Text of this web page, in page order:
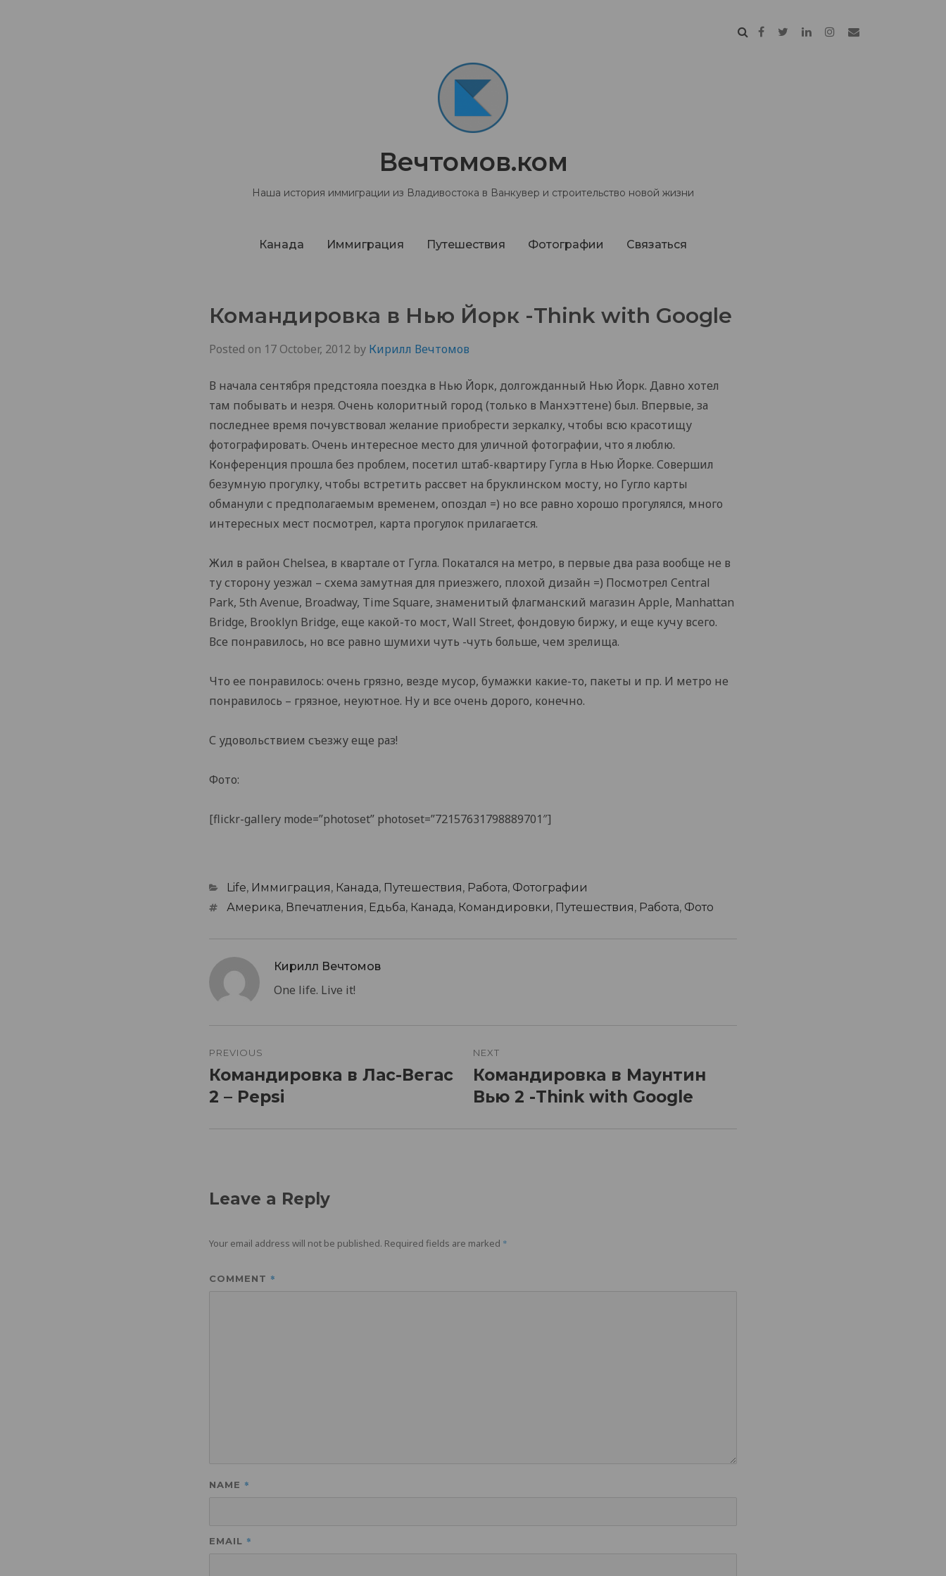
Вечтомов.ком
Наша история иммиграции из Владивостока в Ванкувер и строительство новой жизни
Канада Иммиграция Путешествия Фотографии Связаться
Командировка в Нью Йорк -Think with Google
Posted on 17 October, 2012 by Кирилл Вечтомов
В начала сентября предстояла поездка в Нью Йорк, долгожданный Нью Йорк. Давно хотел
там побывать и незря. Очень колоритный город (только в Манхэттене) был. Впервые, за
последнее время почувствовал желание приобрести зеркалку, чтобы всю красотищу
фотографировать. Очень интересное место для уличной фотографии, что я люблю.
Конференция прошла без проблем, посетил штаб-квартиру Гугла в Нью Йорке. Совершил
безумную прогулку, чтобы встретить рассвет на бруклинском мосту, но Гугло карты
обманули с предполагаемым временем, опоздал =) но все равно хорошо прогулялся, много
интересных мест посмотрел, карта прогулок прилагается.
Жил в район Chelsea, в квартале от Гугла. Покатался на метро, в первые два раза вообще не в
ту сторону уезжал – схема замутная для приезжего, плохой дизайн =) Посмотрел Central
Park, 5th Avenue, Broadway, Time Square, знаменитый флагманский магазин Apple, Manhattan
Bridge, Brooklyn Bridge, еще какой-то мост, Wall Street, фондовую биржу, и еще кучу всего.
Все понравилось, но все равно шумихи чуть -чуть больше, чем зрелища.
Что ее понравилось: очень грязно, везде мусор, бумажки какие-то, пакеты и пр. И метро не
понравилось – грязное, неуютное. Ну и все очень дорого, конечно.
С удовольствием съезжу еще раз!
Фото:
[flickr-gallery mode=”photoset” photoset=”72157631798889701″]
Categories
Life, Иммиграция, Канада, Путешествия, Работа, Фотографии
TagsАмерика, Впечатления, Едьба, Канада, Командировки, Путешествия, Работа, Фото
Кирилл Вечтомов
One life. Live it!
navigation
PREVIOUS
Previous
post:
Командировка в Лас-Вегас
2 – Pepsi
NEXT
Next
post:
Командировка в Маунтин
Вью 2 -Think with Google
Leave a Reply
Your email address will not be published. Required fields are marked *
COMMENT *
NAME *
EMAIL *